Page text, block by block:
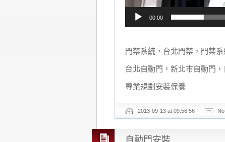
00:00
門禁系統，台北門禁，門禁
台北自動門，新北市自動門
專業規劃安裝保養
2013-09-13 at 09:56:56
自動門安裝